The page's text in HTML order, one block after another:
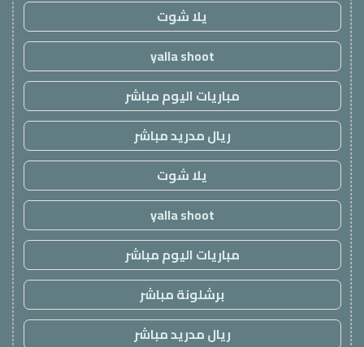
يلا شوت
yalla shoot
مباريات اليوم مباشر
ريال مدريد مباشر
يلا شوت
yalla shoot
مباريات اليوم مباشر
برشلونة مباشر
ريال مدريد مباشر